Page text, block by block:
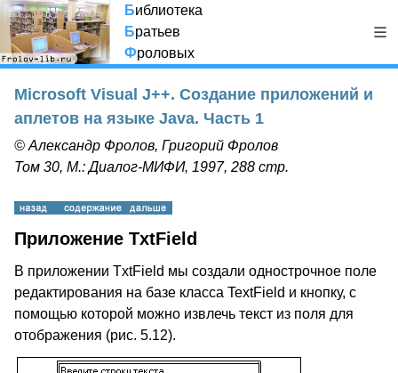
Библиотека
Братьев
Фроловых
Microsoft Visual J++. Создание приложений и
аплетов на языке Java. Часть 1
© Александр Фролов, Григорий Фролов
Том 30, М.: Диалог-МИФИ, 1997, 288 стр.
Приложение TxtField
В приложении TxtField мы создали однострочное поле
редактирования на базе класса TextField и кнопку, с
помощью которой можно извлечь текст из поля для
отображения (рис. 5.12).